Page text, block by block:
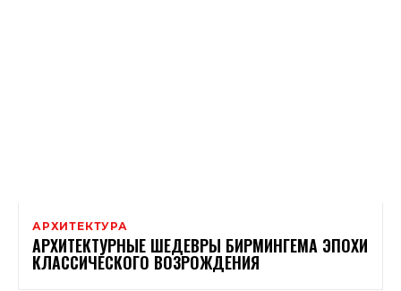
АРХИТЕКТУРА
АРХИТЕКТУРНЫЕ ШЕДЕВРЫ БИРМИНГЕМА ЭПОХИ
КЛАССИЧЕСКОГО ВОЗРОЖДЕНИЯ